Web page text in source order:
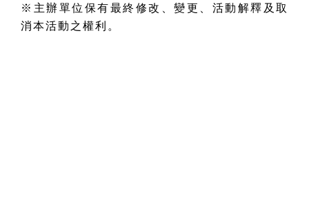
※主辦單位保有最終修改、變更、活動解釋及取
消本活動之權利。